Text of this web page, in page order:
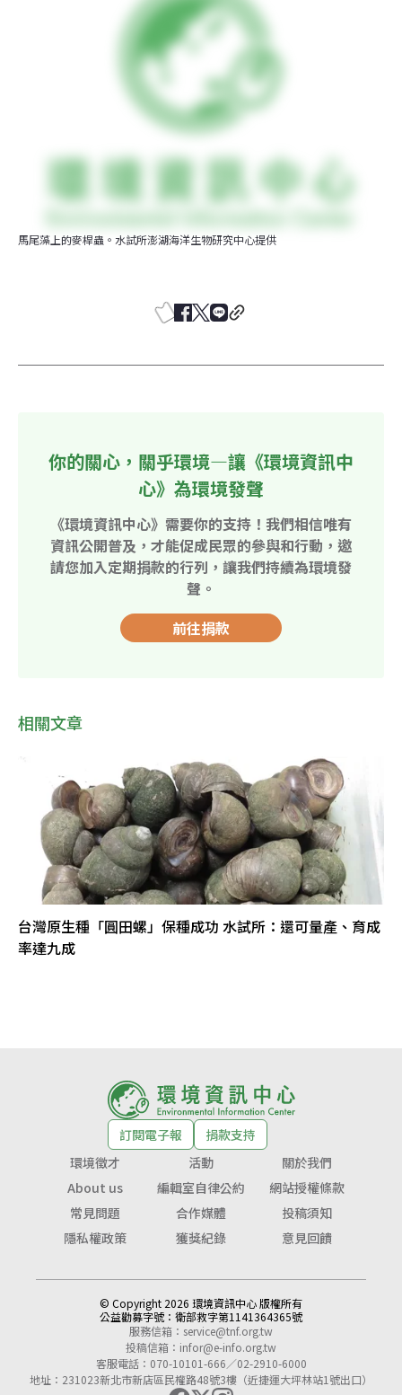
馬尾藻上的麥桿蟲。水試所澎湖海洋生物研究中心提供
你的關心，關乎環境—讓《環境資訊中
心》為環境發聲
《環境資訊中心》需要你的支持！我們相信唯有
資訊公開普及，才能促成民眾的參與和行動，邀
請您加入定期捐款的行列，讓我們持續為環境發
聲。
前往捐款
相關文章
台灣原生種「圓田螺」保種成功 水試所：還可量產、育成
率達九成
訂閱電子報
捐款支持
環境徵才
活動
關於我們
About us
編輯室自律公約
網站授權條款
常見問題
合作媒體
投稿須知
隱私權政策
獲獎紀錄 意見回饋
© Copyright 2026 環境資訊中心 版權所有
公益勸募字號： 衛部救字第1141364365號
服務信箱： service@tnf.org.tw
投稿信箱： infor@e-info.org.tw
客服電話：070-10101-666／02-2910-6000
地址：231023新北市新店區民權路48號3樓（近捷運大坪林站1號出口）